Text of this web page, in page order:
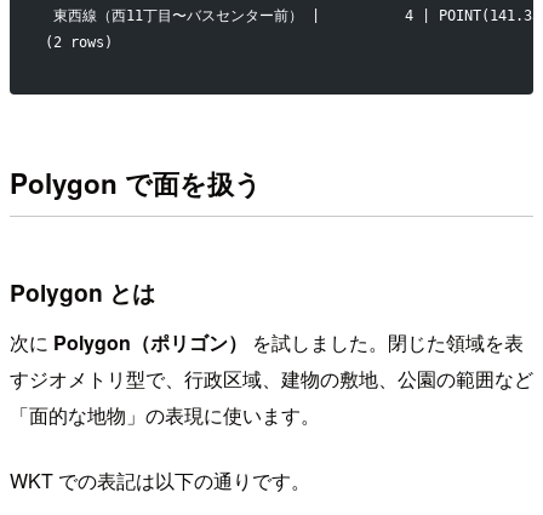
東西線（西11丁目〜バスセンター前） |          4 |
(2 rows)
Polygon で面を扱う
Polygon とは
次に Polygon（ポリゴン）
を試しました。閉じた領域を表
すジオメトリ型で、行政区域、建物の敷地、公園の範囲など
「面的な地物」の表現に使います。
WKT での表記は以下の通りです。